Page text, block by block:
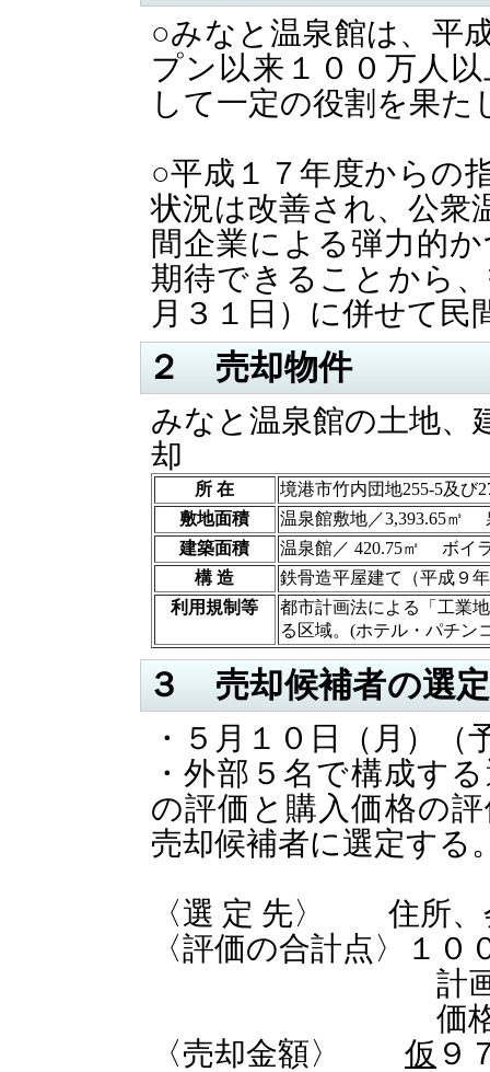
○みなと温泉館は、平
プン以来１００万人
して一定の役割を果た
○平成１７年度からの
状況は改善され、公衆
間企業による弾力的
期待できることから
月３１日）に併せて民
２ 売却物件
みなと温泉館の土地、
却
所 在
境港市竹内団地255-5及び
敷地面積
温泉館敷地／3,393.65㎡
建築面積
温泉館／ 420.75㎡ ボイ
構 造
鉄骨造平屋建て（平成９
利用規制等
都市計画法による「工業
る区域。(ホテル・パチン
３ 売却候補者の選定
・５月１０日（月）
・外部５名で構成す
の評価と購入価格の
売却候補者に選定する
〈選 定 先〉 住所、
〈評価の合計点〉１０
計画評価４
価格評価
〈売却金額〉 仮 ９